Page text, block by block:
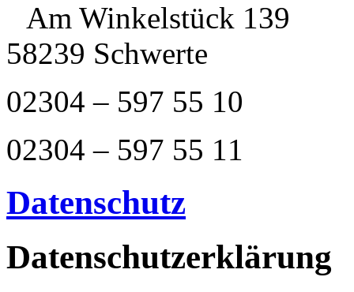
Am Winkelstück 139
58239 Schwerte
02304 – 597 55 10
02304 – 597 55 11
Datenschutz
Datenschutzerklärung